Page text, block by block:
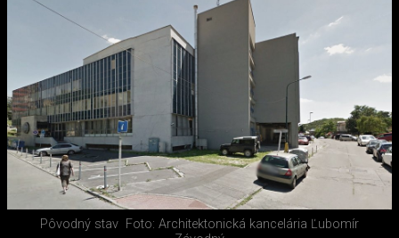
Pôvodný stav Foto: Architektonická kancelária Ľubomír